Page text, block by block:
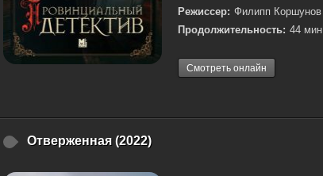
Режиссер: Филипп Коршунов
Продолжительность: 44 мин
Смотреть онлайн
Отверженная (2022)